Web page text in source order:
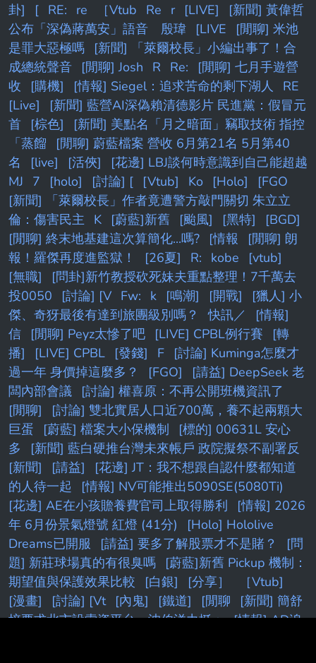
卦]
[ RE: re ［Vtub Re r [LIVE]
[新聞] 黃偉哲
公布「深偽蔣萬安」語音 殷瑋
[LIVE
[閒聊] 米池
是罪大惡極嗎
[新聞] 「萊爾校長」小編出事了！合
成總統聲音
[閒聊] Josh R Re:
[閒聊] 七月手遊營
收
[購機] [情報] Siegel：追求苦命的剩下湖人
RE
[Live]
[新聞] 藍營AI深偽賴清德影片 民進黨：假冒元
首
[棕色]
[新聞] 美點名「月之暗面」竊取技術 指控
「蒸餾
[閒聊] 蔚藍檔案 營收 6月第21名 5月第40
名
[live] [活俠]
[花邊] LBJ談何時意識到自己能超越
MJ
7 [holo] [討論] [ [Vtub] Ko [Holo]
[FGO
[新聞] 「萊爾校長」作者竟遭警方敲門關切 朱立立
倫：傷害民主 K [蔚藍]新舊 [颱風] [黑特]
[BGD]
[閒聊] 終末地基建這次算簡化...嗎?
[情報
[閒聊] 朗
報！羅傑再度進監獄！
[26夏] R: kobe
[vtub]
[無職]
[問卦]新竹教授砍死妹夫重點整理！7千萬去
投0050
[討論] [V Fw: k [鳴潮] [開戰]
[獵人] 小
傑、奇犽最後有達到旅團級別嗎？
快訊／
[情報]
信
[閒聊] Peyz太慘了吧 [LIVE] CPBL例行賽
[轉
播]
[LIVE] CPBL [發錢] F
[討論] Kuminga怎麼才
過一年 身價掉這麼多？
[FGO]
[請益] DeepSeek 老
闆內部會議
[討論] 權喜原：不再公開班機資訊了
[閒聊]
[討論] 雙北實居人口近700萬，養不起兩顆大
巨蛋
[蔚藍] 檔案大小保機制
[標的] 00631L 安心
多
[新聞] 藍白硬推台灣未來帳戶 政院擬祭不副署反
[新聞]
[請益]
[花邊] JT：我不想跟自認什麼都知道
的人待一起
[情報] NV可能推出5090SE(5080Ti)
[花邊] AE在小孩贍養費官司上取得勝利
[情報] 2026
年 6月份景氣燈號 紅燈 (41分)
[Holo] Hololive
Dreams已開服
[請益] 要多了解股票才不是賭？
[問
題] 新莊球場真的有很臭嗎
[蔚藍]新舊 Pickup 機制：
期望值與保護效果比較
[白銀] [分享］
［Vtub]
[漫畫]
[討論] [Vt [內鬼] [鐵道] [閒聊
[新聞] 簡舒
培要求北市設索資平台 沈伯洋力挺： [情報] AD追